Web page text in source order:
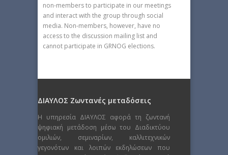
non-members to participate in our meetings
and interact with the group through social
media. Non-members, however, have no
access to the discussion mailing list and
cannot participate in GRNOG elections.
ΔΙΑΥΛΟΣ Ζωντανές μεταδόσεις
Η υπηρεσία ΔΙΑΥΛΟΣ αφορά τη ζωντανή
ψηφιακή μετάδοση μέσω του Διαδικτύου
ομιλιών, σεμιναρίων, καλλιτεχνικών
γεγονότων και λοιπών εκδηλώσεων που